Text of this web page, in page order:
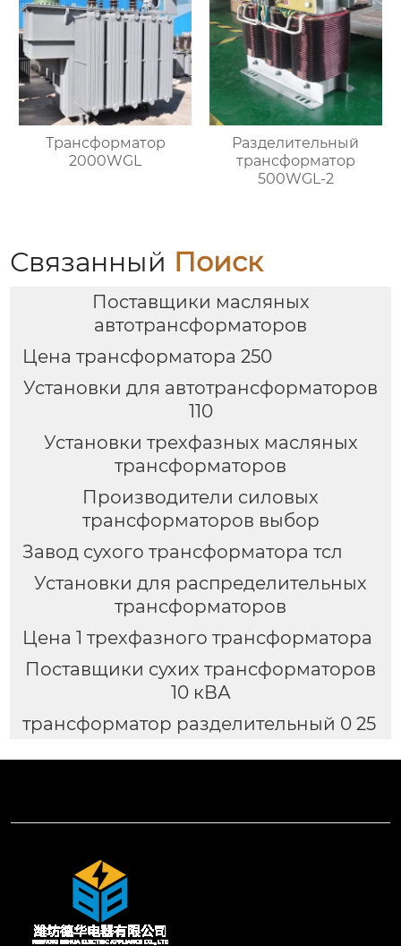
Трансформатор
2000WGL
Разделительный
трансформатор
500WGL-2
Связанный Поиск
Поставщики масляных
автотрансформаторов
Цена трансформатора 250
Установки для автотрансформаторов
110
Установки трехфазных масляных
трансформаторов
Производители силовых
трансформаторов выбор
Завод сухого трансформатора тсл
Установки для распределительных
трансформаторов
Цена 1 трехфазного трансформатора
Поставщики сухих трансформаторов
10 кВА
трансформатор разделительный 0 25